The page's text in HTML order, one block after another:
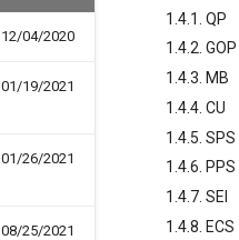
1.4.1. QP
1.4.2. GOP
1.4.3. MB
1.4.4. CU
1.4.5. SPS
1.4.6. PPS
1.4.7. SEI
1.4.8. ECS
12/04/2020
01/19/2021
01/26/2021
08/25/2021